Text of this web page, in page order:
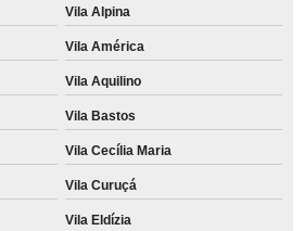
Vila Alpina
Vila América
Vila Aquilino
Vila Bastos
Vila Cecília Maria
Vila Curuçá
Vila Eldízia